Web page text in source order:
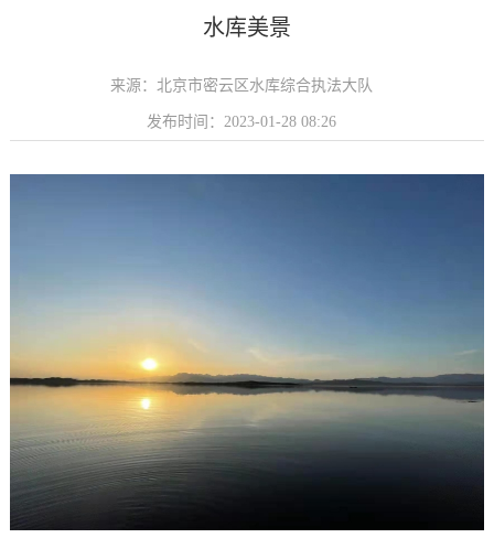
水库美景
来源：北京市密云区水库综合执法大队
发布时间：2023-01-28 08:26